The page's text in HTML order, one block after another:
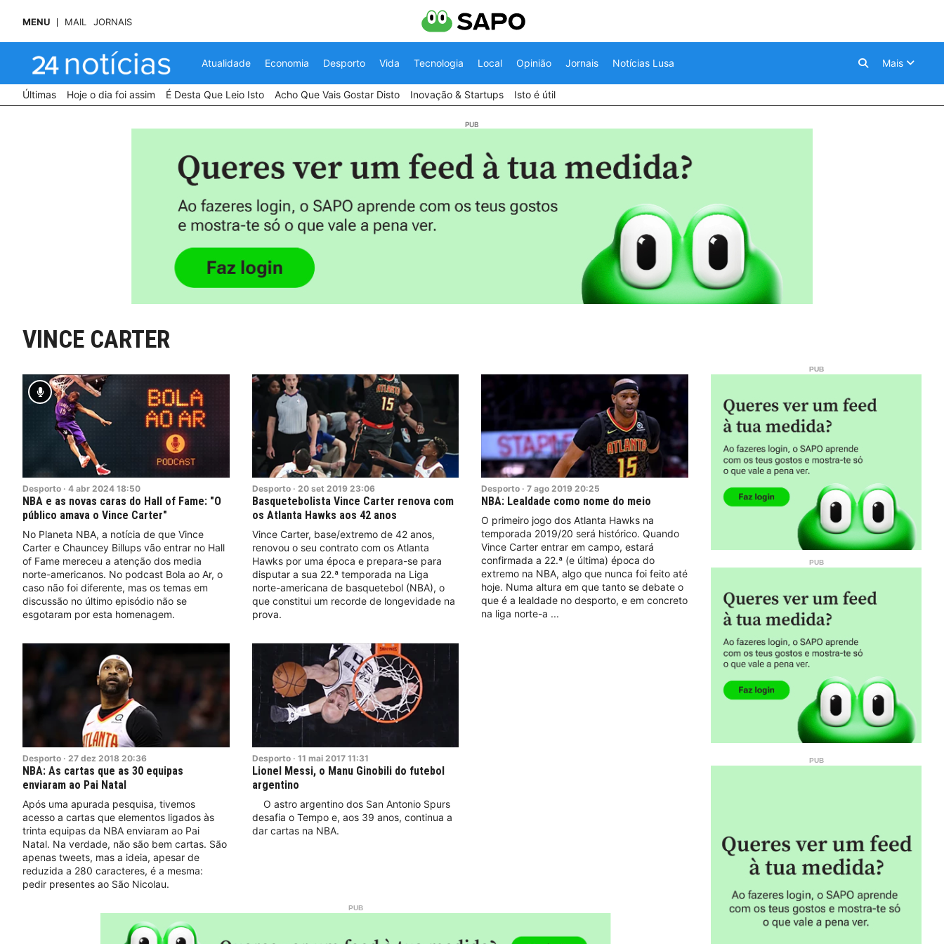
MENU MAIL JORNAIS
Atualidade Economia Desporto Vida Tecnologia Local Opinião Jornais Notícias Lusa Mais
Últimas Hoje o dia foi assim É Desta Que Leio Isto Acho Que Vais Gostar Disto Inovação & Startups Isto é útil
VINCE CARTER
Desporto · 4 abr 2024 18:50
NBA e as novas caras do Hall of Fame: "O
público amava o Vince Carter"
No Planeta NBA, a notícia de que Vince
Carter e Chauncey Billups vão entrar no Hall
of Fame mereceu a atenção dos media
norte-americanos. No podcast Bola ao Ar, o
caso não foi diferente, mas os temas em
discussão no último episódio não se
esgotaram por esta homenagem.
Desporto · 20 set 2019 23:06
Basquetebolista Vince Carter renova com
os Atlanta Hawks aos 42 anos
Vince Carter, base/extremo de 42 anos,
renovou o seu contrato com os Atlanta
Hawks por uma época e prepara-se para
disputar a sua 22.ª temporada na Liga
norte-americana de basquetebol (NBA), o
que constitui um recorde de longevidade na
prova.
Desporto · 7 ago 2019 20:25
NBA: Lealdade como nome do meio
O primeiro jogo dos Atlanta Hawks na
temporada 2019/20 será histórico. Quando
Vince Carter entrar em campo, estará
confirmada a 22.ª (e última) época do
extremo na NBA, algo que nunca foi feito até
hoje. Numa altura em que tanto se debate o
que é a lealdade no desporto, e em concreto
na liga norte-a
Desporto · 27 dez 2018 20:36
NBA: As cartas que as 30 equipas
enviaram ao Pai Natal
Após uma apurada pesquisa, tivemos
acesso a cartas que elementos ligados às
trinta equipas da NBA enviaram ao Pai
Natal. Na verdade, não são bem cartas. São
apenas tweets, mas a ideia, apesar de
reduzida a 280 caracteres, é a mesma:
pedir presentes ao São Nicolau.
Desporto · 11 mai 2017 11:31
Lionel Messi, o Manu Ginobili do futebol
argentino
O astro argentino dos San Antonio Spurs
desafia o Tempo e, aos 39 anos, continua a
dar cartas na NBA.